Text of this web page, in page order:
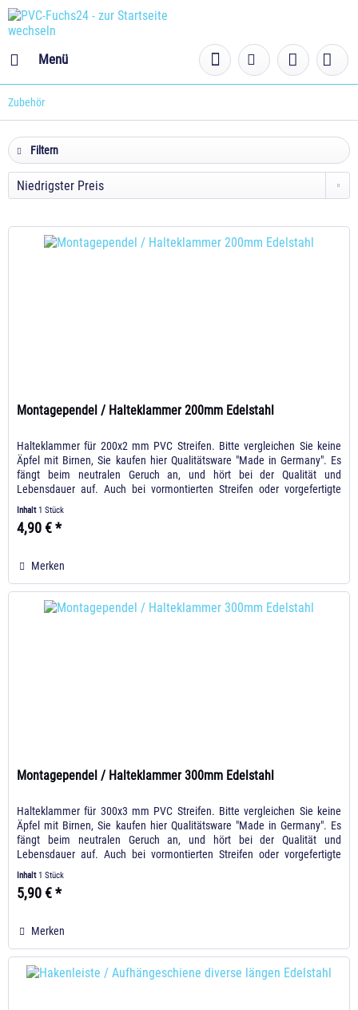
Menü
Zubehör
Filtern
Montagependel / Halteklammer 200mm Edelstahl
Halteklammer für 200x2 mm PVC Streifen. Bitte vergleichen Sie keine
Äpfel mit Birnen, Sie kaufen hier Qualitätsware "Made in Germany". Es
fängt beim neutralen Geruch an, und hört bei der Qualität und
Lebensdauer auf. Auch bei vormontierten Streifen oder vorgefertigte
Vorhänge, werden als Halter nicht wie bei der Konkurrenz verzinkte
Inhalt1 Stück
4,90 € *
Merken
Montagependel / Halteklammer 300mm Edelstahl
Halteklammer für 300x3 mm PVC Streifen. Bitte vergleichen Sie keine
Äpfel mit Birnen, Sie kaufen hier Qualitätsware "Made in Germany". Es
fängt beim neutralen Geruch an, und hört bei der Qualität und
Lebensdauer auf. Auch bei vormontierten Streifen oder vorgefertigte
Vorhänge, werden als Halter nicht wie bei der Konkurrenz verzinkte
Inhalt1 Stück
5,90 € *
Merken